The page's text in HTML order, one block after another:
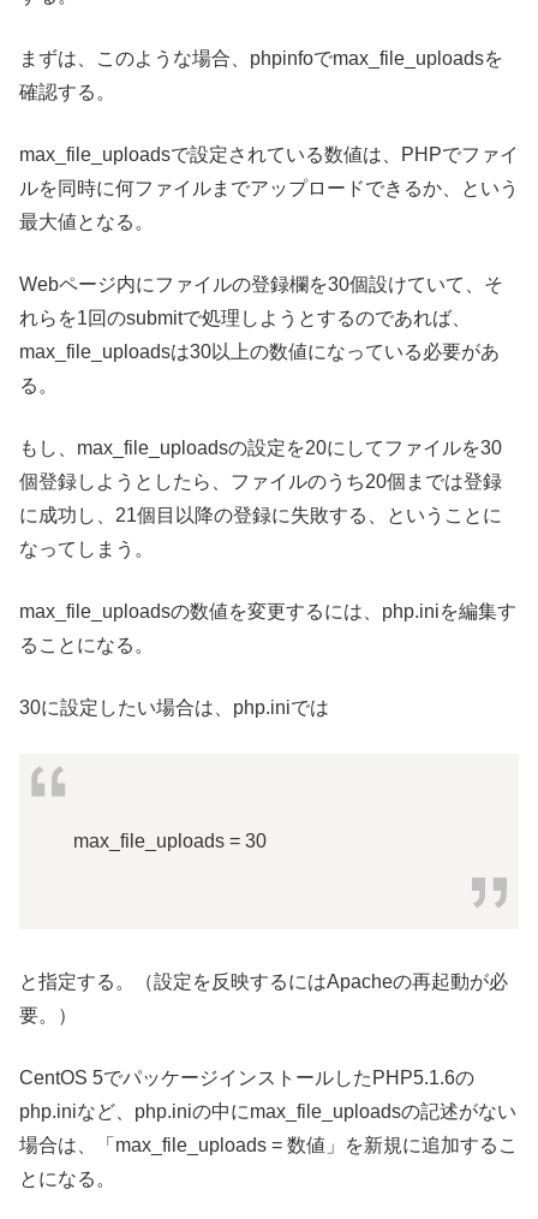
まずは、このような場合、phpinfoでmax_file_uploadsを
確認する。
max_file_uploadsで設定されている数値は、PHPでファイ
ルを同時に何ファイルまでアップロードできるか、という
最大値となる。
Webページ内にファイルの登録欄を30個設けていて、そ
れらを1回のsubmitで処理しようとするのであれば、
max_file_uploadsは30以上の数値になっている必要があ
る。
もし、max_file_uploadsの設定を20にしてファイルを30
個登録しようとしたら、ファイルのうち20個までは登録
に成功し、21個目以降の登録に失敗する、ということに
なってしまう。
max_file_uploadsの数値を変更するには、php.iniを編集す
ることになる。
30に設定したい場合は、php.iniでは
max_file_uploads = 30
と指定する。（設定を反映するにはApacheの再起動が必
要。）
CentOS 5でパッケージインストールしたPHP5.1.6の
php.iniなど、php.iniの中にmax_file_uploadsの記述がない
場合は、「max_file_uploads = 数値」を新規に追加するこ
とになる。